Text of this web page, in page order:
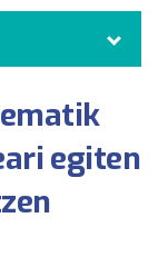
egiten